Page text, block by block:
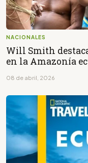
NACIONALES
Will Smith
en la Amazonía
08 de abril, 2026